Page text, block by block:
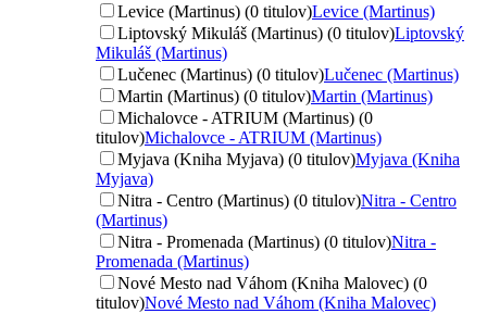
Levice (Martinus) (0 titulov)Levice (Martinus)
Liptovský Mikuláš (Martinus) (0 titulov)Liptovský
Mikuláš (Martinus)
Lučenec (Martinus) (0 titulov)Lučenec (Martinus)
Martin (Martinus) (0 titulov)Martin (Martinus)
Michalovce - ATRIUM (Martinus) (0
titulov)Michalovce - ATRIUM (Martinus)
Myjava (Kniha Myjava) (0 titulov)Myjava (Kniha
Myjava)
Nitra - Centro (Martinus) (0 titulov)Nitra - Centro
(Martinus)
Nitra - Promenada (Martinus) (0 titulov)Nitra -
Promenada (Martinus)
Nové Mesto nad Váhom (Kniha Malovec) (0
titulov)Nové Mesto nad Váhom (Kniha Malovec)